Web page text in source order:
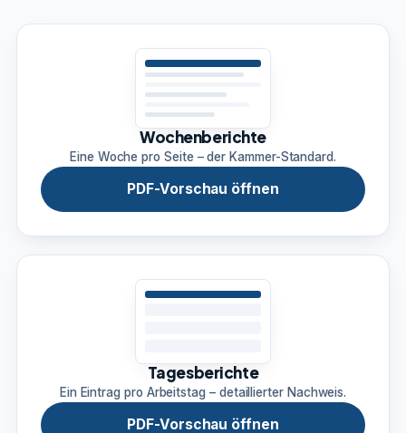
Wochenberichte
Eine Woche pro Seite – der Kammer-Standard.
PDF-Vorschau öffnen
Tagesberichte
Ein Eintrag pro Arbeitstag – detaillierter Nachweis.
PDF-Vorschau öffnen